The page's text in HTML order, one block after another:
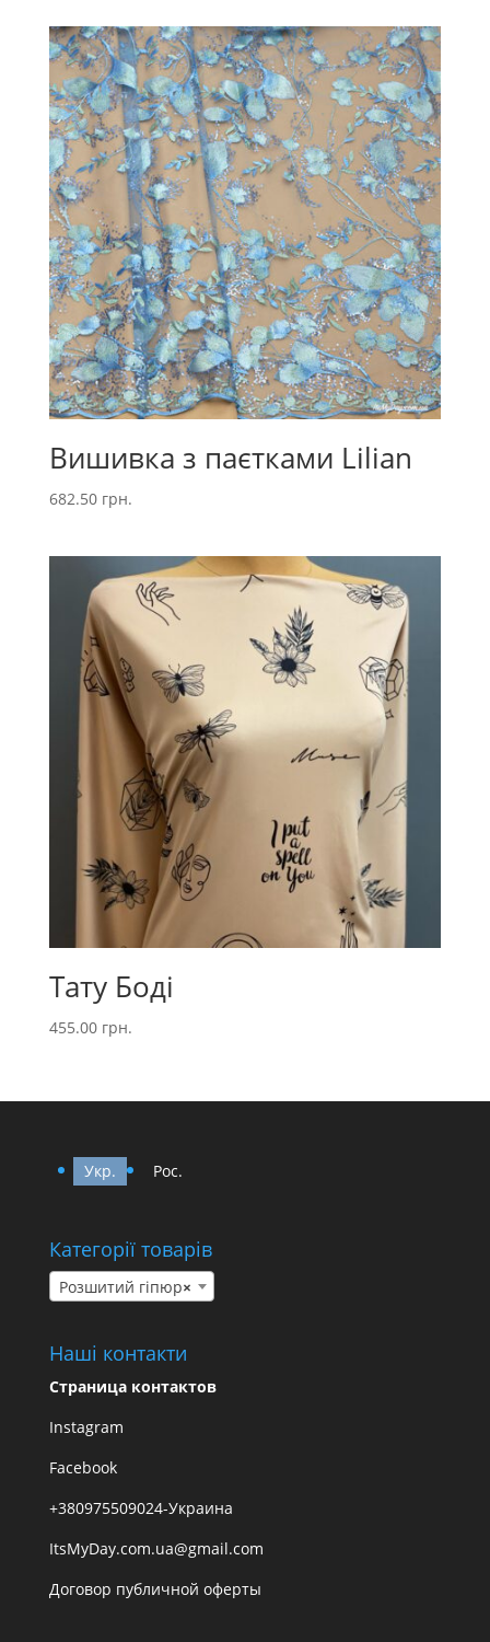
Вишивка з паєтками Lilian
682.50 грн.
Тату Боді
455.00 грн.
Укр. Рос.
Категорії товарів
×
Розшитий гіпюр
Наші контакти
Страница контактов
Instagram
Facebook
+380975509024-Украина
ItsMyDay.com.ua@gmail.com
Договор публичной оферты